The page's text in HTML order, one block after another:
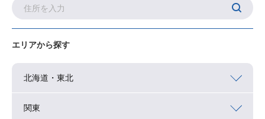
エリアから探す
北海道・東北
関東